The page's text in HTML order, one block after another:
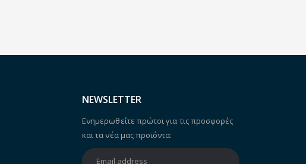
NEWSLETTER
Ενημερωθείτε πρώτοι για τις προσφορές
και τα νέα μας προϊόντα: